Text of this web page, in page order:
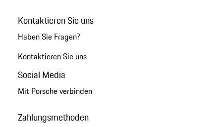
Kontaktieren Sie uns
Haben Sie Fragen?
Kontaktieren Sie uns
Social Media
Mit Porsche verbinden
Zahlungsmethoden